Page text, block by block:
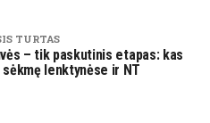
TURTAS
– tik paskutinis etapas: kas
lenktynėse ir NT